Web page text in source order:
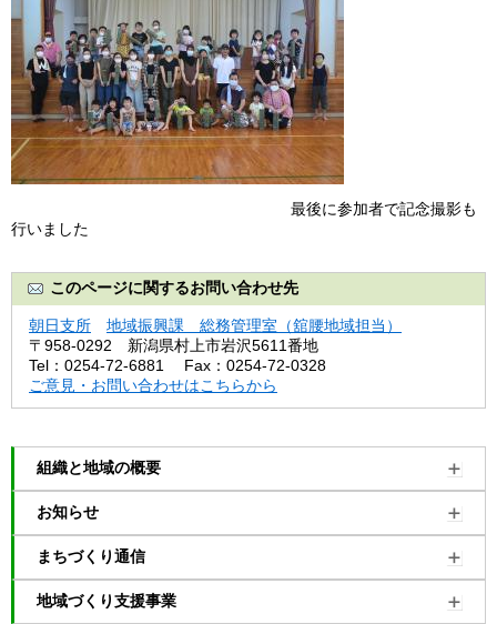
最後に参加者で記念撮影も
行いました
このページに関するお問い合わせ先
朝日支所
地域振興課 総務管理室（舘腰地域担当）
〒958-0292
新潟県村上市岩沢5611番地
Tel：0254-72-6881
Fax：0254-72-0328
ご意見・お問い合わせはこちらから
組織と地域の概要
お知らせ
まちづくり通信
地域づくり支援事業